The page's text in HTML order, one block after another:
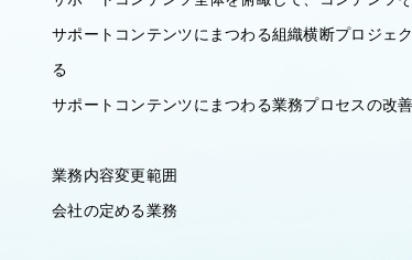
サポートコンテンツにまつわる組織横断プロジェ
る
サポートコンテンツにまつわる業務プロセスの改
業務内容変更範囲
会社の定める業務